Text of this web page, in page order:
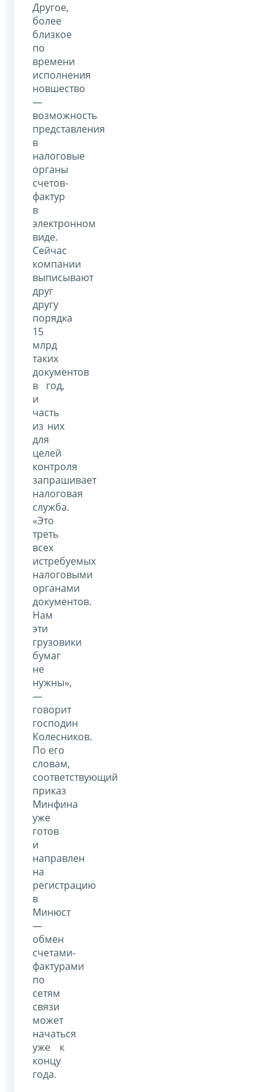
Другое,
более
близкое
по
времени
исполнения
новшество
—
возможность
представления
в
налоговые
органы
счетов-
фактур
в
электронном
виде.
Сейчас
компании
выписывают
друг
другу
порядка
15
млрд
таких
документов
в год,
и
часть
из них
для
целей
контроля
запрашивает
налоговая
служба.
«Это
треть
всех
истребуемых
налоговыми
органами
документов.
Нам
эти
грузовики
бумаг
не
нужны»,
—
говорит
господин
Колесников.
По его
словам,
соответствующий
приказ
Минфина
уже
готов
и
направлен
на
регистрацию
в
Минюст
—
обмен
счетами-
фактурами
по
сетям
связи
может
начаться
уже к
концу
года.